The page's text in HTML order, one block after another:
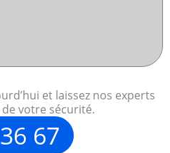
et laissez nos experts
votre sécurité.
67